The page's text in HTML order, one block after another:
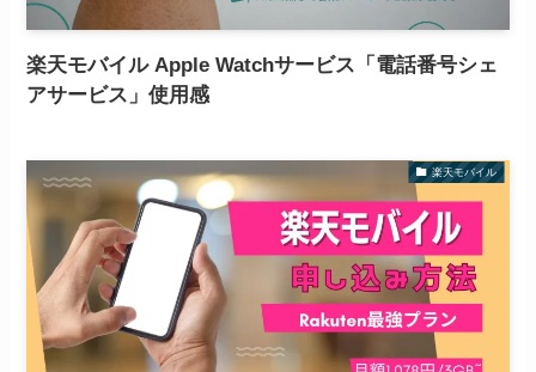
楽天モバイル Apple Watchサービス「電話番号シェ
アサービス」使用感
楽天モバイル